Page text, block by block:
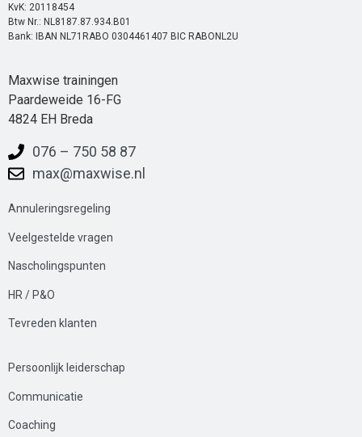
KvK: 20118454
Btw Nr.: NL8187.87.934.B01
Bank: IBAN NL71RABO 0304461407 BIC RABONL2U
Maxwise trainingen
Paardeweide 16-FG
4824 EH Breda
076 – 750 58 87
max@maxwise.nl
Annuleringsregeling
Veelgestelde vragen
Nascholingspunten
HR / P&O
Tevreden klanten
Persoonlijk leiderschap
Communicatie
Coaching